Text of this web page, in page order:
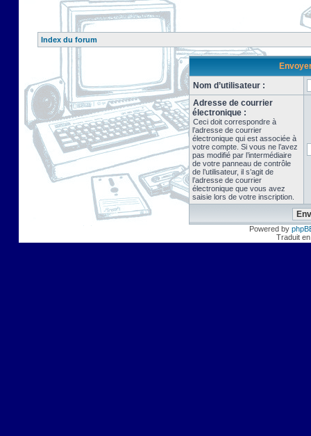
Index du forum
Nom d’utilisateur :
Adresse de courrier
électronique :
Ceci doit correspondre à
l’adresse de courrier
électronique qui est associée à
votre compte. Si vous ne l’avez
pas modifié par l’intermédiaire
de votre panneau de contrôle
de l’utilisateur, il s’agit de
l’adresse de courrier
électronique que vous avez
saisie lors de votre inscription.
Powered by
Traduit